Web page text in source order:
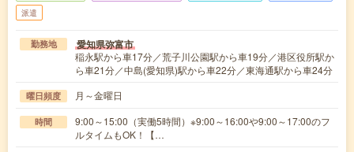
派遣
勤務地 愛知県弥富市
稲永駅から車17分／荒子川公園駅から車19分／港区役所駅か
ら車21分／中島(愛知県)駅から車22分／東海通駅から車24分
曜日頻度 月～金曜日
時間
9:00～15:00（実働5時間）※9:00～16:00や9:00～17:00のフ
ルタイムもOK！【…